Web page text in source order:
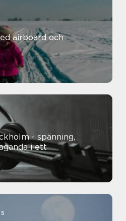
airboard och
- spänning,
i ett